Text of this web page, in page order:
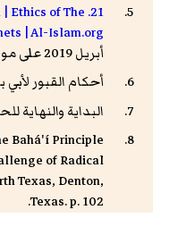
| Ethics of The
| Al-Islam.org
أبريل 2019 على موقع واي باك مشين.
أحكام القبور لأبي
البداية والنهاية
Bahá'í Principle
of Radical
Texas, Denton,
Texas. p. 102.